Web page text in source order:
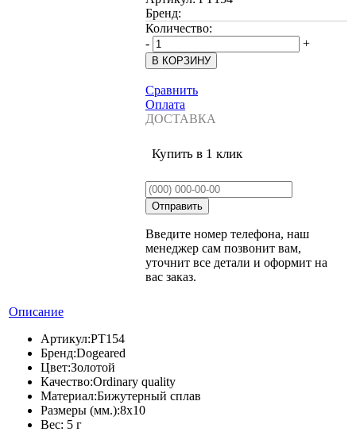
Бренд:
Количество:
-
+
Сравнить
Оплата
ДОСТАВКА
Купить в 1 клик
Введите номер телефона, наш
менеджер сам позвонит вам,
уточнит все детали и оформит на
вас заказ.
Описание
Артикул:PT154
Бренд:Dogeared
Цвет:Золотой
Качество:Ordinary quality
Материал:Бижутерный сплав
Размеры (мм.):8x10
Вес: 5 г